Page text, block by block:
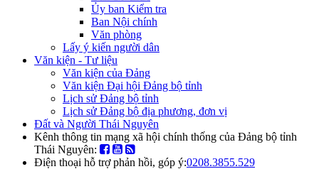
Ủy ban Kiểm tra
Ban Nội chính
Văn phòng
Lấy ý kiến người dân
Văn kiện - Tư liệu
Văn kiện của Đảng
Văn kiện Đại hội Đảng bộ tỉnh
Lịch sử Đảng bộ tỉnh
Lịch sử Đảng bộ địa phương, đơn vị
Đất và Người Thái Nguyên
Kênh thông tin mạng xã hội chính thống của Đảng bộ tỉnh
Thái Nguyên:
Điện thoại hỗ trợ phản hồi, góp ý:0208.3855.529